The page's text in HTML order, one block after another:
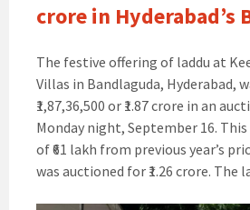
crore in Hyderabad’s
The festive offering of laddu at
Villas in Bandlaguda, Hyderabad,
₹1,87,36,500 or ₹1.87 crore in an
Monday night, September 16.
of ₹61 lakh from previous year’s
was auctioned for ₹1.26 crore. The